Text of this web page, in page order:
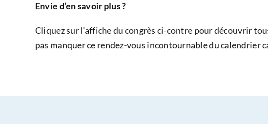
Envie d’en savoir plus ?
Cliquez sur l’affiche du congrès ci-contre pour découvrir
pas manquer ce rendez-vous incontournable du calendrier